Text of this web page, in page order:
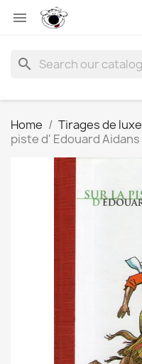

search
Home Tirages de luxe
piste d' Edouard Aidans